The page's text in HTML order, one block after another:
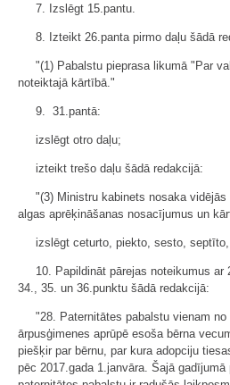
7. Izslēgt 15.pantu.
8. Izteikt 26.panta pirmo daļu šādā
"(1) Pabalstu pieprasa likumā "Par
noteiktajā kārtībā."
9. 31.pantā:
izslēgt otro daļu;
izteikt trešo daļu šādā redakcijā:
"(3) Ministru kabinets nosaka
algas aprēķināšanas nosacījumus un
izslēgt ceturto, piekto, sesto,
10. Papildināt pārejas noteikumus ar
34., 35. un 36.punktu šādā redakcijā:
"28. Paternitātes pabalstu vienam
ārpusģimenes aprūpē esoša bērna
piešķir par bērnu, par kura adopciju
pēc 2017.gada 1.janvāra. Šajā